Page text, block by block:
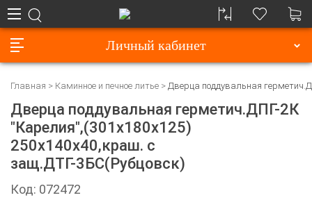
Личный кабинет
Главная Каминное и печное литье Дверца поддувальная
Дверца поддувальная герметич.ДПГ-2К
"Карелия",(301х180х125)
250х140х40,краш. с
защ.ДТГ-3БС(Рубцовск)
Код: 072472